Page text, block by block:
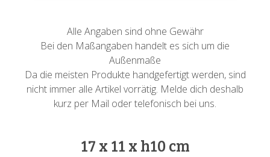
Alle Angaben sind ohne Gewähr
Bei den Maßangaben handelt es sich um die
Außenmaße
Da die meisten Produkte handgefertigt werden, sind
nicht immer alle Artikel vorrätig. Melde dich deshalb
kurz per Mail oder telefonisch bei uns.
17 x 11 x h10 cm